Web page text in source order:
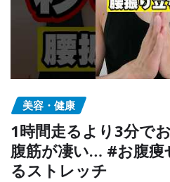
美容・健康
1時間走るより3分で
腹筋が凄い… #お腹
るストレッチ